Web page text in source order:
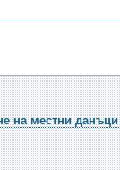
на местни данъци